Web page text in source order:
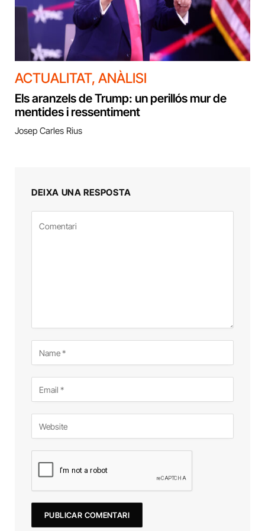
ACTUALITAT, ANÀLISI
Els aranzels de Trump: un perillós mur de
mentides i ressentiment
Josep Carles Rius
DEIXA UNA RESPOSTA